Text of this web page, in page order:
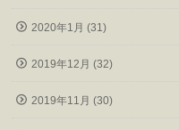
2020年1月 (31)
2019年12月 (32)
2019年11月 (30)